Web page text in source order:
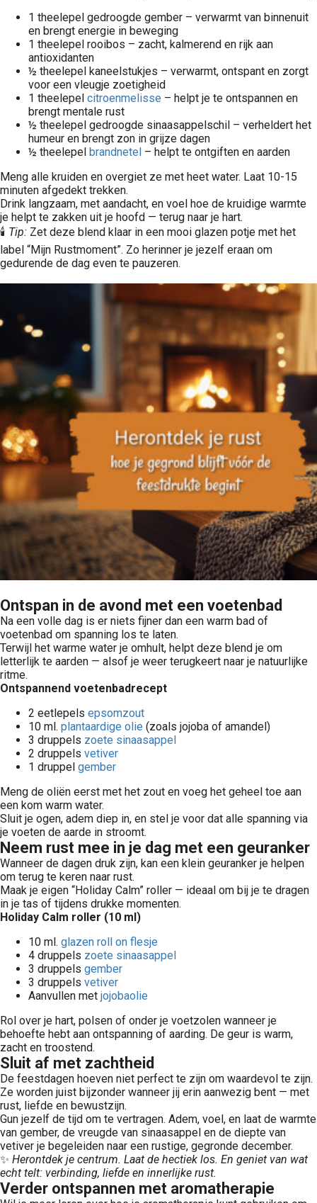
1 theelepel gedroogde gember – verwarmt van binnenuit
en brengt energie in beweging
1 theelepel rooibos – zacht, kalmerend en rijk aan
antioxidanten
½ theelepel kaneelstukjes – verwarmt, ontspant en zorgt
voor een vleugje zoetigheid
1 theelepel citroenmelisse – helpt je te ontspannen en
brengt mentale rust
½ theelepel gedroogde sinaasappelschil – verheldert het
humeur en brengt zon in grijze dagen
½ theelepel brandnetel – helpt te ontgiften en aarden
Meng alle kruiden en overgiet ze met heet water. Laat 10-15
minuten afgedekt trekken.
Drink langzaam, met aandacht, en voel hoe de kruidige warmte
je helpt te zakken uit je hoofd — terug naar je hart.
🕯️ Tip: Zet deze blend klaar in een mooi glazen potje met het
label “Mijn Rustmoment”. Zo herinner je jezelf eraan om
gedurende de dag even te pauzeren.
Ontspan in de avond met een voetenbad
Na een volle dag is er niets fijner dan een warm bad of
voetenbad om spanning los te laten.
Terwijl het warme water je omhult, helpt deze blend je om
letterlijk te aarden — alsof je weer terugkeert naar je natuurlijke
ritme.
Ontspannend voetenbadrecept
2 eetlepels epsomzout
10 ml. plantaardige olie (zoals jojoba of amandel)
3 druppels zoete sinaasappel
2 druppels vetiver
1 druppel gember
Meng de oliën eerst met het zout en voeg het geheel toe aan
een kom warm water.
Sluit je ogen, adem diep in, en stel je voor dat alle spanning via
je voeten de aarde in stroomt.
Neem rust mee in je dag met een geuranker
Wanneer de dagen druk zijn, kan een klein geuranker je helpen
om terug te keren naar rust.
Maak je eigen “Holiday Calm” roller — ideaal om bij je te dragen
in je tas of tijdens drukke momenten.
Holiday Calm roller (10 ml)
10 ml. glazen roll on flesje
4 druppels zoete sinaasappel
3 druppels gember
3 druppels vetiver
Aanvullen met jojobaolie
Rol over je hart, polsen of onder je voetzolen wanneer je
behoefte hebt aan ontspanning of aarding. De geur is warm,
zacht en troostend.
Sluit af met zachtheid
De feestdagen hoeven niet perfect te zijn om waardevol te zijn.
Ze worden juist bijzonder wanneer jij erin aanwezig bent — met
rust, liefde en bewustzijn.
Gun jezelf de tijd om te vertragen. Adem, voel, en laat de warmte
van gember, de vreugde van sinaasappel en de diepte van
vetiver je begeleiden naar een rustige, gegronde december.
✨ Herontdek je centrum. Laat de hectiek los. En geniet van wat
echt telt: verbinding, liefde en innerlijke rust.
Verder ontspannen met aromatherapie